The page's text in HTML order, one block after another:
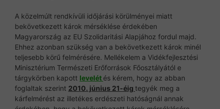
A közelmúlt rendkívüli időjárási körülményei miatt
bekövetkezett károk mérséklése érdekében
Magyarország az EU Szolidaritási Alapjához fordul majd.
Ehhez azonban szükség van a bekövetkezett károk minél
teljesebb körű felmérésére. Mellékelem a Vidékfejlesztési
Minisztérium Természeti Erőforrások Főosztályától e
tárgykörben kapott levelét és kérem, hogy az abban
foglaltak szerint 2010. június 21-éig tegyék meg a
kárfelmérést az illetékes erdészeti hatóságnál annak